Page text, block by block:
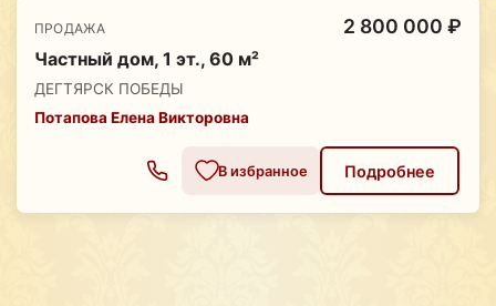
ПРОДАЖА 2 800 000 ₽
Частный дом, 1 эт., 60 м²
ДЕГТЯРСК ПОБЕДЫ
Потапова Елена Викторовна
В избранное Подробнее